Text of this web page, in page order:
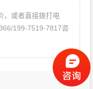
，或者直接拨打电
199-7519-7817咨